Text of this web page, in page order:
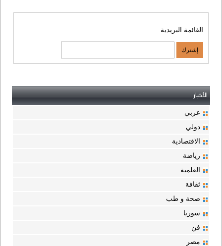
القائمة البريدية
الأخبار
عربي
دولي
الاقتصادية
رياضة
العلمية
ثقافة
صحة و طب
سوريا
فن
مصر